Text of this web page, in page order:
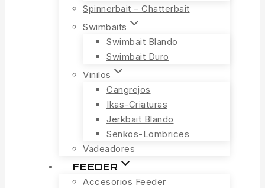
Spinnerbait – Chatterbait
Swimbaits
Swimbait Blando
Swimbait Duro
Vinilos
Cangrejos
Ikas-Criaturas
Jerkbait Blando
Senkos-Lombrices
Vadeadores
FEEDER
Accesorios Feeder